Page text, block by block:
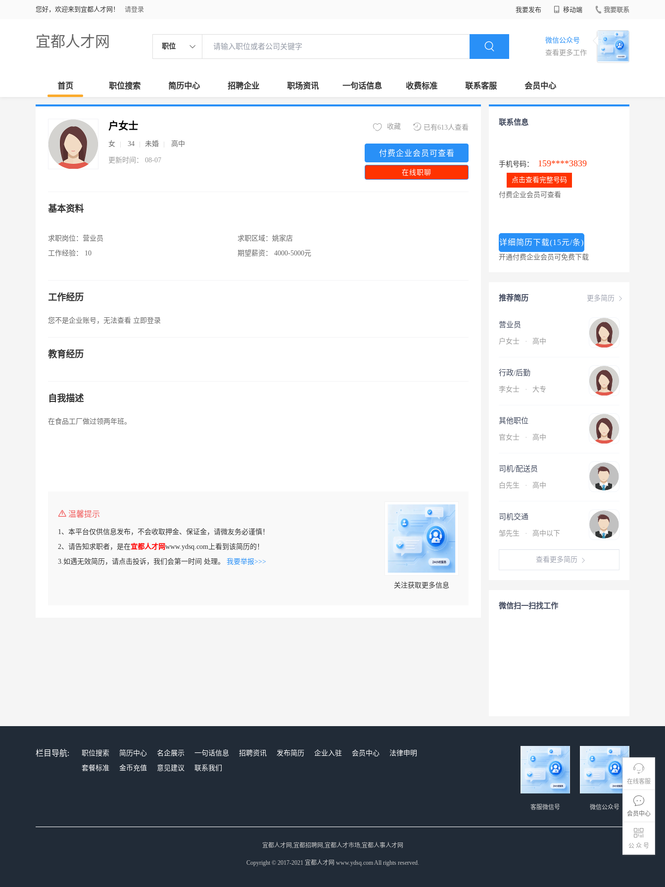
您好，欢迎来到宜都人才网！ 请登录 我要发布 移动端 我要联系
宜都人才网 职位
微信公众号
查看更多工作
首页 职位搜索 简历中心 招聘企业 职场资讯 一句话信息 收费标准 联系客服 会员中心
在线客服
会员中心
公 众 号
户女士
女 34 未婚 高中
更新时间： 08-07
已有613人查看
收藏
付费企业会员可查看
在线职聊
基本资料
求职岗位： 营业员
工作经验：
10
求职区域： 姚家店
期望薪资：
4000-5000元
工作经历
您不是企业账号，无法查看 立即登录
教育经历
自我描述
在食品工厂做过领两年班。
温馨提示
1、本平台仅供信息发布，不会收取押金、保证金，请微友务必谨慎！
2、请告知求职者，是在宜都人才网www.ydsq.com上看到该简历的！
3.如遇无效简历，请点击投诉，我们会第一时间 处理。 我要举报>>>
关注获取更多信息
联系信息
手机号码： 159****3839
点击查看完整号码
付费企业会员可查看
详细简历下载(15元/条)
开通付费企业会员可免费下载
更多简历
推荐简历
营业员
户女士 · 高中
行政/后勤
李女士 · 大专
其他职位
官女士 · 高中
司机/配送员
白先生 · 高中
司机交通
邹先生 · 高中以下
查看更多简历
微信扫一扫找工作
栏目导航: 职位搜索 简历中心 名企展示 一句话信息 招聘资讯 发布简历 企业入驻 会员中心
法律申明
套餐标准
金币充值 意见建议 联系我们
微信公众号
客服微信号
宜都人才网,宜都招聘网,宜都人才市场,宜都人事人才网
Copyright © 2017-2021 宜都人才网 www.ydsq.com All rights reserved.